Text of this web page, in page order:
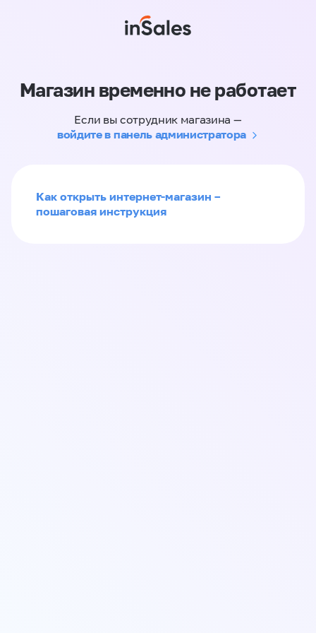
Магазин временно не работает
Если вы сотрудник магазина —
войдите в панель администратора
Как открыть интернет-магазин –
пошаговая инструкция